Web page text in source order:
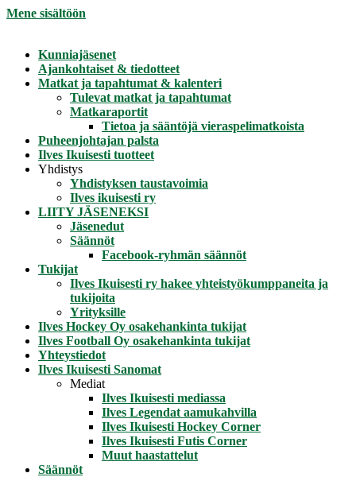
Mene sisältöön
Kunniajäsenet
Ajankohtaiset & tiedotteet
Matkat ja tapahtumat & kalenteri
Tulevat matkat ja tapahtumat
Matkaraportit
Tietoa ja sääntöjä vieraspelimatkoista
Puheenjohtajan palsta
Ilves Ikuisesti tuotteet
Yhdistys
Yhdistyksen taustavoimia
Ilves ikuisesti ry
LIITY JÄSENEKSI
Jäsenedut
Säännöt
Facebook-ryhmän säännöt
Tukijat
Ilves Ikuisesti ry hakee yhteistyökumppaneita ja
tukijoita
Yrityksille
Ilves Hockey Oy osakehankinta tukijat
Ilves Football Oy osakehankinta tukijat
Yhteystiedot
Ilves Ikuisesti Sanomat
Mediat
Ilves Ikuisesti mediassa
Ilves Legendat aamukahvilla
Ilves Ikuisesti Hockey Corner
Ilves Ikuisesti Futis Corner
Muut haastattelut
Säännöt